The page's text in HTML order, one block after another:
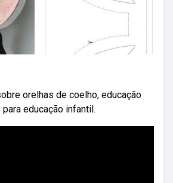
orelhas de coelho, educação
educação infantil.